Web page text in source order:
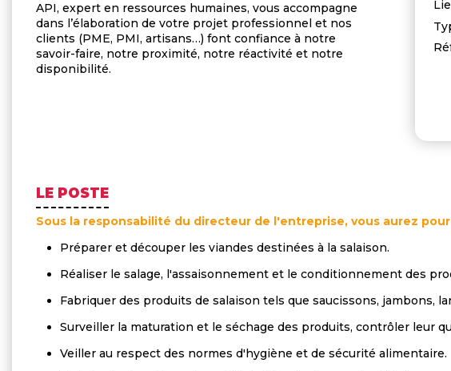
API, expert en ressources humaines, vous accompagne
dans l’élaboration de votre projet professionnel et nos
clients (PME, PMI, artisans…) font confiance à notre
savoir-faire, notre proximité, notre réactivité et notre
disponibilité.
LE POSTE
Sous la responsabilité du directeur de l'entreprise, vous aurez
Préparer et découper les viandes destinées à la salaison.
Réaliser le salage, l'assaisonnement et le conditionnement des
Fabriquer des produits de salaison tels que saucissons, jambons,
Surveiller la maturation et le séchage des produits, contrôler leur
Veiller au respect des normes d'hygiène et de sécurité alimentaire.